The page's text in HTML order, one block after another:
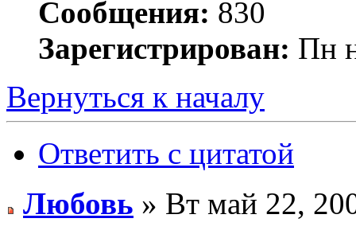
Сообщения: 830
Зарегистрирован: Пн
Вернуться к началу
Ответить с цитатой
Любовь » Вт май 22,